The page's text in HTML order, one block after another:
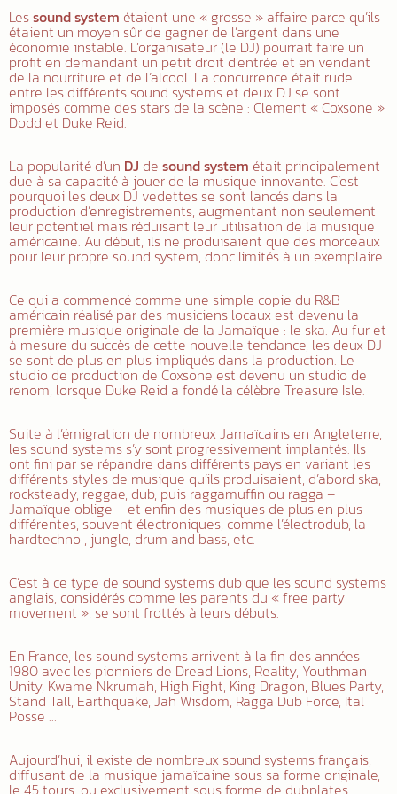
Lessound system étaient une « grosse » affaire parce qu’ils
étaient un moyen sûr de gagner de l’argent dans une
économie instable. L’organisateur (le DJ) pourrait faire un
profit en demandant un petit droit d’entrée et en vendant
de la nourriture et de l’alcool. La concurrence était rude
entre les différents sound systems et deux DJ se sont
imposés comme des stars de la scène : Clement « Coxsone »
Dodd et Duke Reid.
La popularité d’un DJ de sound system était principalement
due à sa capacité à jouer de la musique innovante. C’est
pourquoi les deux DJ vedettes se sont lancés dans la
production d’enregistrements, augmentant non seulement
leur potentiel mais réduisant leur utilisation de la musique
américaine. Au début, ils ne produisaient que des morceaux
pour leur propre sound system, donc limités à un exemplaire.
Ce qui a commencé comme une simple copie du R&B
américain réalisé par des musiciens locaux est devenu la
première musique originale de la Jamaïque : le ska. Au fur et
à mesure du succès de cette nouvelle tendance, les deux DJ
se sont de plus en plus impliqués dans la production. Le
studio de production de Coxsone est devenu un studio de
renom, lorsque Duke Reid a fondé la célèbre Treasure Isle.
Suite à l’émigration de nombreux Jamaïcains en Angleterre,
les sound systems s’y sont progressivement implantés. Ils
ont fini par se répandre dans différents pays en variant les
différents styles de musique qu’ils produisaient, d’abord ska,
rocksteady, reggae, dub, puis raggamuffin ou ragga –
Jamaïque oblige – et enfin des musiques de plus en plus
différentes, souvent électroniques, comme l’électrodub, la
hardtechno , jungle, drum and bass, etc.
C’est à ce type de sound systems dub que les sound systems
anglais, considérés comme les parents du « free party
movement », se sont frottés à leurs débuts.
En France, les sound systems arrivent à la fin des années
1980 avec les pionniers de Dread Lions, Reality, Youthman
Unity, Kwame Nkrumah, High Fight, King Dragon, Blues Party,
Stand Tall, Earthquake, Jah Wisdom, Ragga Dub Force, Ital
Posse …
Aujourd’hui, il existe de nombreux sound systems français,
diffusant de la musique jamaïcaine sous sa forme originale,
le 45 tours, ou exclusivement sous forme de dubplates